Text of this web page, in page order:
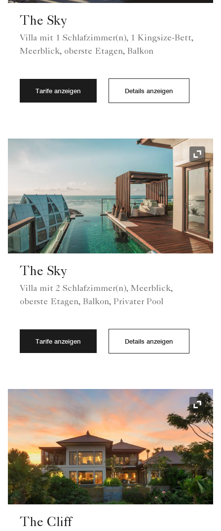
The Sky
Villa mit 1 Schlafzimmer(n), 1 Kingsize-Bett,
Meerblick, oberste Etagen, Balkon
Tarife anzeigen Details anzeigen
The Sky
Villa mit 2 Schlafzimmer(n), Meerblick,
oberste Etagen, Balkon, Privater Pool
Tarife anzeigen Details anzeigen
The Cliff